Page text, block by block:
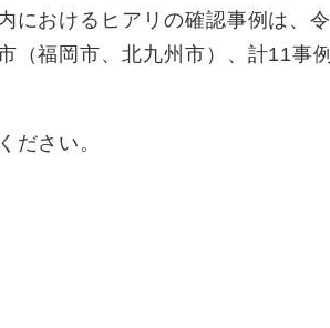
におけるヒアリの確認事例は、令
（福岡市、北九州市）、計11事例
ださい。